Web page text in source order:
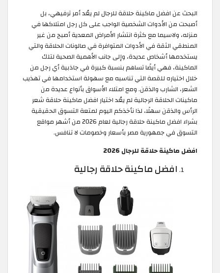
البحث عن افضل ماكينة حلاقة للرجال لم يعُد أمر ترفيهي، بل
أصبحت من الأدوات الشخصية الواجب على كل رجل امتلاكها في
منزله، ولاسيما مع كثرة انتشار الأمراض المعدية أصبح من غير
المنطقي الثقة في الأدوات المتوافرة في صالونات الحلاقة والتي
يستخدمها أشخاص عديدة، وإلى جانب الأهمية الصحية لتلك
الماكينة، فهي أيضًا تساهم بنسبة كبيرة في جاذبية أي رجل من
خلال اختياره للقصة التي تناسبه مع سهولة استخدامها في تهذيب
الشعر، الشارب والذقن. ومع امتلاء الأسواق بأنواع عديدة من
ماكينات الحلاقة الرجالية لم يعُد اختيار افضل ماكينة حلاقة شعر
الرأس والذقن سهلًا، لذا نأخذكم اليوم لمتعة التسوق الحقيقية
بشراء افضل ماكينة حلاقة رجالية لعام 2026 من أشهر مواقع
التسوق في جمهورية مصر بأسعار وخصومات لا تنافس.
افضل ماكينة حلاقة للرجال 2026
افضل ماكينة حلاقة رجالية